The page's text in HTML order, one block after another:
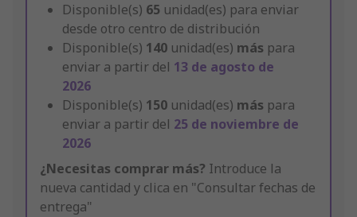
Disponible(s) 65 unidad(es) para enviar
desde otro centro de distribución
Disponible(s) 140 unidad(es) más para
enviar a partir del 13 de agosto de
2026
Disponible(s) 150 unidad(es) más para
enviar a partir del 25 de noviembre de
2026
¿Necesitas comprar más? Introduce la
nueva cantidad y clica en "Consultar fechas de
entrega"